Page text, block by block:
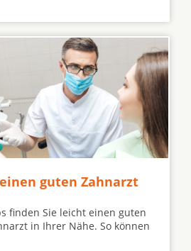
guten Zahnarzt
finden Sie leicht einen guten
in Ihrer Nähe. So können